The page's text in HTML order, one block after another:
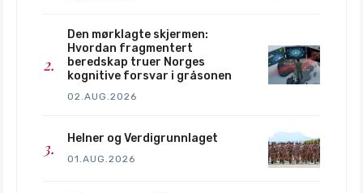
Den mørklagte skjermen:
Hvordan fragmentert
beredskap truer Norges
kognitive forsvar i gråsonen
02.AUG.2026
Helner og Verdigrunnlaget
01.AUG.2026